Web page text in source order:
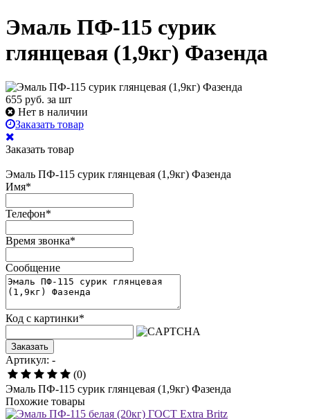
Эмаль ПФ-115 сурик
глянцевая (1,9кг) Фазенда
655 руб. за шт
Нет в наличии
Заказать товар
Заказать товар
Эмаль ПФ-115 сурик глянцевая (1,9кг) Фазенда
Имя*
Телефон*
Время звонка*
Сообщение
Код с картинки*
Заказать
Артикул: -
(0)
Эмаль ПФ-115 сурик глянцевая (1,9кг) Фазенда
Похожие товары